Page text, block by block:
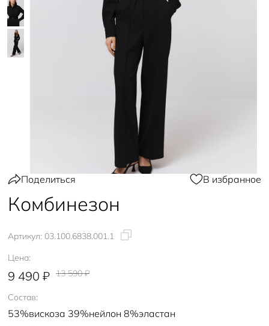
Поделиться В избранное
Комбинезон
Артикул: 03.100.6838.001.1
Цена:
9 490 ₽ 13 590 ₽
Состав:
53%вискоза 39%нейлон 8%эластан